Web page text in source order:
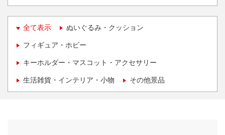
全て表示 ぬいぐるみ・クッション
フィギュア・ホビー
キーホルダー・マスコット・アクセサリー
生活雑貨・インテリア・小物 その他景品